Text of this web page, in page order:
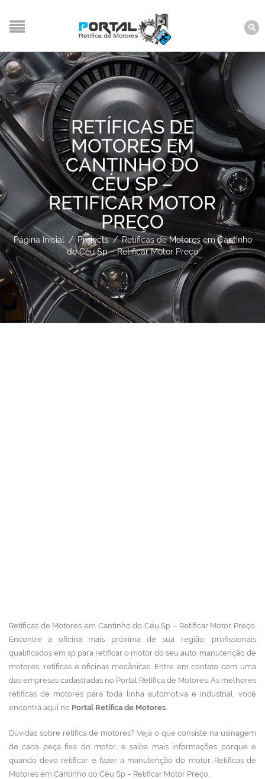
RETÍFICAS DE
MOTORES EM
CANTINHO DO
CÉU SP –
RETIFICAR MOTOR
PREÇO
Página Inicial / Projects / Retíficas de Motores em Cantinho
do Céu Sp – Retificar Motor Preço
Retíficas de Motores em Cantinho do Céu Sp – Retificar Motor Preço.
Encontre a oficina mais próxima de sua região, profissionais
qualificados em sp para retificar o motor do seu auto. manutenção de
motores, retíficas e oficinas mecânicas. Entre em contato com uma
das empresas cadastradas no Portal Retífica de Motores. As melhores
retíficas de motores para toda linha automotiva e industrial, você
encontra aqui no Portal Retífica de Motores.
Dúvidas sobre retífica de motores? Veja o que consiste na usinagem
de cada peça fixa do motor, e saiba mais informações porque e
quando devo retificar e fazer a manutenção do motor. Retíficas de
Motores em Cantinho do Céu Sp – Retificar Motor Preço.